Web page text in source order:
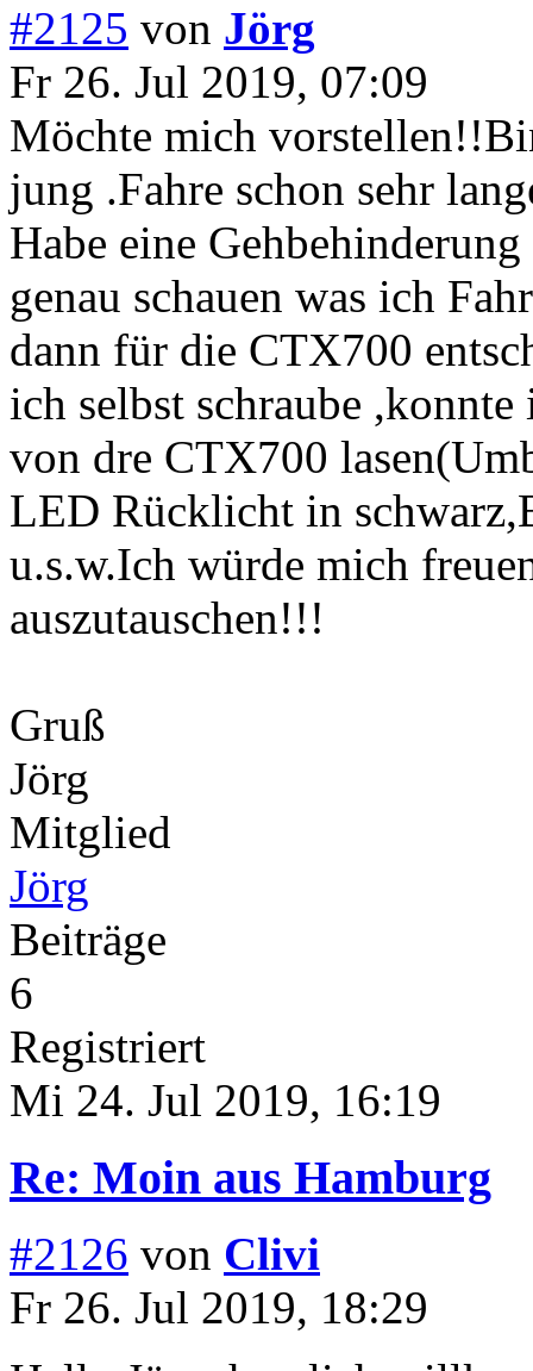
#2125 von Jörg
Fr 26. Jul 2019, 07:09
Möchte mich
jung .Fahre schon sehr
Habe eine
genau schauen was ich
dann für die CTX700
ich selbst schraube
von dre CTX700
LED Rücklicht in
u.s.w.Ich würde mich
auszutauschen!!!
Gruß
Jörg
Mitglied
Jörg
Beiträge
6
Registriert
Mi 24. Jul 2019, 16:19
Re: Moin aus Hamburg
#2126 von Clivi
Fr 26. Jul 2019, 18:29